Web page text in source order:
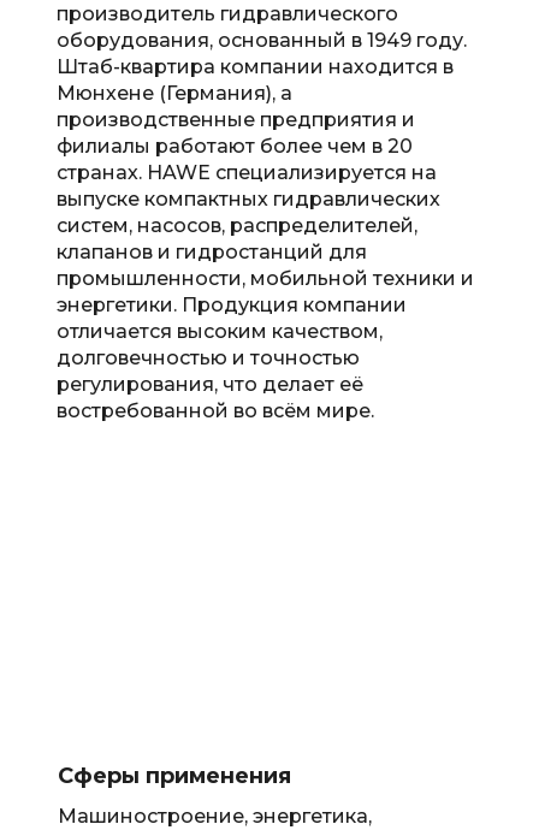
производитель гидравлического
оборудования, основанный в 1949 году.
Штаб-квартира компании находится в
Мюнхене (Германия), а
производственные предприятия и
филиалы работают более чем в 20
странах. HAWE специализируется на
выпуске компактных гидравлических
систем, насосов, распределителей,
клапанов и гидростанций для
промышленности, мобильной техники и
энергетики. Продукция компании
отличается высоким качеством,
долговечностью и точностью
регулирования, что делает её
востребованной во всём мире.
Машиностроение, энергетика,
Сферы применения